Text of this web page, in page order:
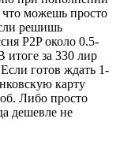
можешь просто
решишь
P2P около 0.5-
за 330 лир
готов ждать 1-
карту
Либо просто
дешевле не